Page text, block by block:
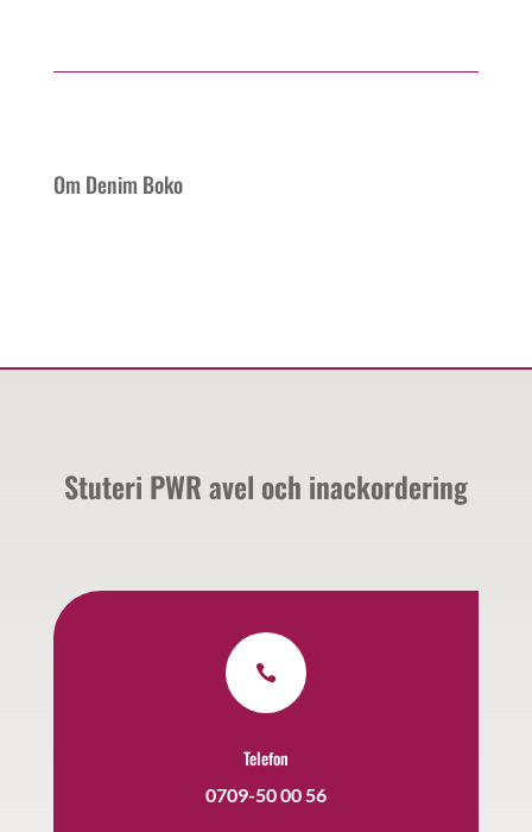
Om Denim Boko
Stuteri PWR avel och inackordering

Telefon
0709-50 00 56